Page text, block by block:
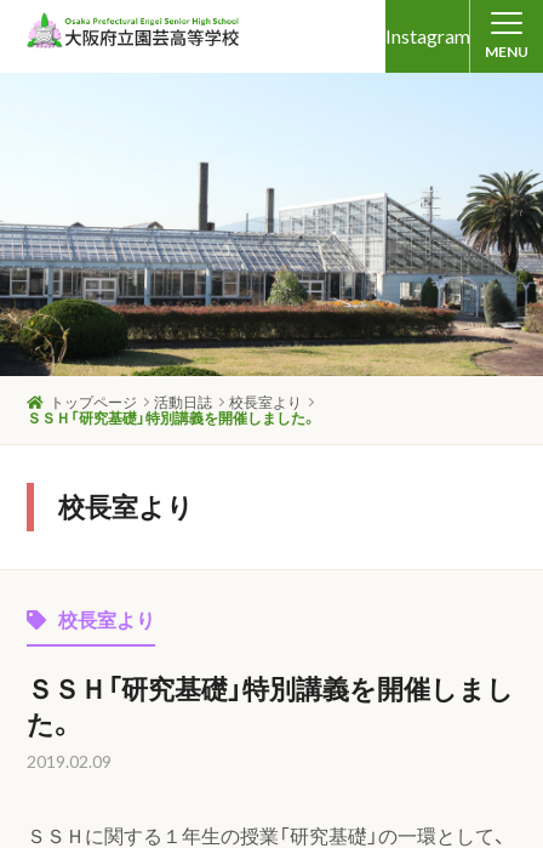
Instagram
MENU
トップページ 活動日誌
校長室より
ＳＳＨ「研究基礎」特別講義を開催しました。
校長室より
校長室より
ＳＳＨ「研究基礎」特別講義を開催しまし
た。
2019.02.09
ＳＳＨに関する１年生の授業「研究基礎」の一環として、